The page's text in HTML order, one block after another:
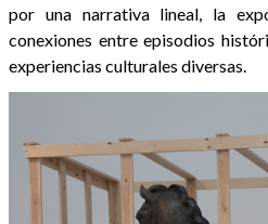
por una narrativa lineal, la
conexiones entre episodios
experiencias culturales diversas.